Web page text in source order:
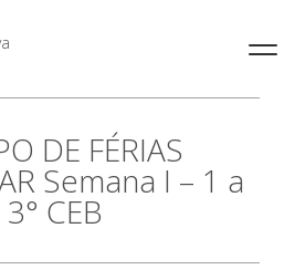
Colégio
DE FÉRIAS
Semana I – 1 a
CEB